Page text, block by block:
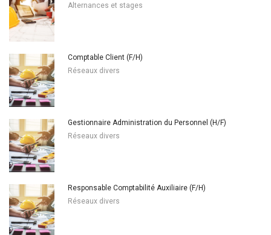
Alternances et stages
Comptable Client (F/H)
Réseaux divers
Gestionnaire Administration du Personnel (H/F)
Réseaux divers
Responsable Comptabilité Auxiliaire (F/H)
Réseaux divers